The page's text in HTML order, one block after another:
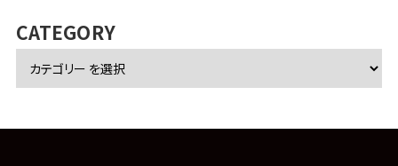
ブ
CATEGORY